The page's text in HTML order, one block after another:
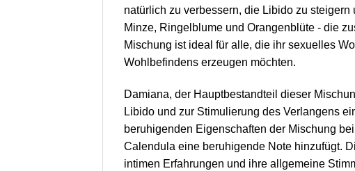
natürlich zu verbessern, die Libido zu
Minze, Ringelblume und Orangenblüte - die
Mischung ist ideal für alle, die ihr sexuelles
Wohlbefindens erzeugen möchten.
Damiana, der Hauptbestandteil dieser
Libido und zur Stimulierung des Verlangens
beruhigenden Eigenschaften der Mischung
Calendula eine beruhigende Note hinzufügt.
intimen Erfahrungen und ihre allgemeine